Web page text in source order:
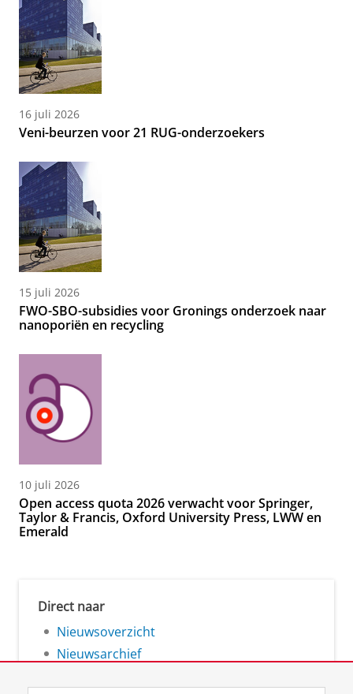
16 juli 2026
Veni-beurzen voor 21 RUG-onderzoekers
15 juli 2026
FWO-SBO-subsidies voor Gronings onderzoek naar
nanoporiën en recycling
10 juli 2026
Open access quota 2026 verwacht voor Springer,
Taylor & Francis, Oxford University Press, LWW en
Emerald
Direct naar
Nieuwsoverzicht
Nieuwsarchief